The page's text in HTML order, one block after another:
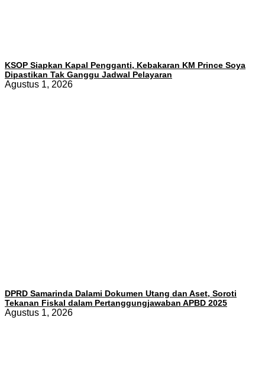
KSOP Siapkan Kapal Pengganti, Kebakaran KM Prince Soya
Dipastikan Tak Ganggu Jadwal Pelayaran
Agustus 1, 2026
DPRD Samarinda Dalami Dokumen Utang dan Aset, Soroti
Tekanan Fiskal dalam Pertanggungjawaban APBD 2025
Agustus 1, 2026